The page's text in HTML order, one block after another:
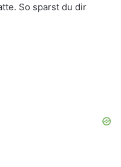
So sparst du dir